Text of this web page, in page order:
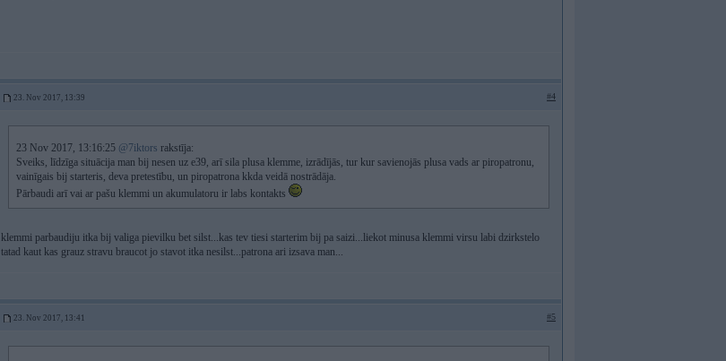
23. Nov 2017, 13:39 #4
23 Nov 2017, 13:16:25 @7iktors rakstīja:
Sveiks, līdzīga situācija man bij nesen uz e39, arī sila plusa klemme, izrādījās, tur kur savienojās plusa vads ar piropatronu,
vainīgais bij starteris, deva pretestību, un piropatrona kkda veidā nostrādāja.
Pārbaudi arī vai ar pašu klemmi un akumulatoru ir labs kontakts
klemmi parbaudiju itka bij valiga pievilku bet silst...kas tev tiesi starterim bij pa saizi...liekot minusa klemmi virsu labi dzirkstelo
tatad kaut kas grauz stravu braucot jo stavot itka nesilst...patrona ari izsava man...
23. Nov 2017, 13:41 #5